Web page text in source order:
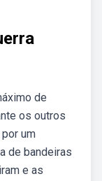
de
os outros
um
de bandeiras
e as